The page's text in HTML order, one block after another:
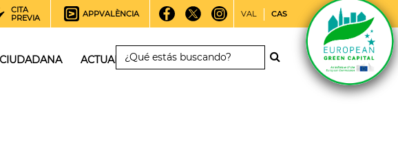
CITA
PREVIA
APPVALÈNCIA VAL CAS
ACTUALIDAD